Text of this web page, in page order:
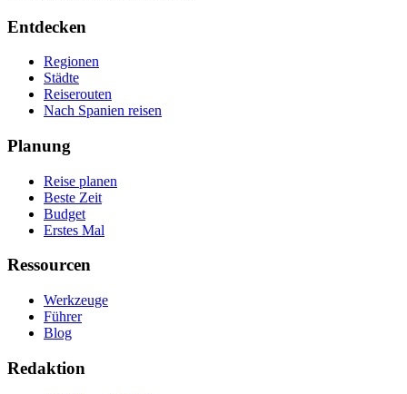
Entdecken
Regionen
Städte
Reiserouten
Nach Spanien reisen
Planung
Reise planen
Beste Zeit
Budget
Erstes Mal
Ressourcen
Werkzeuge
Führer
Blog
Redaktion